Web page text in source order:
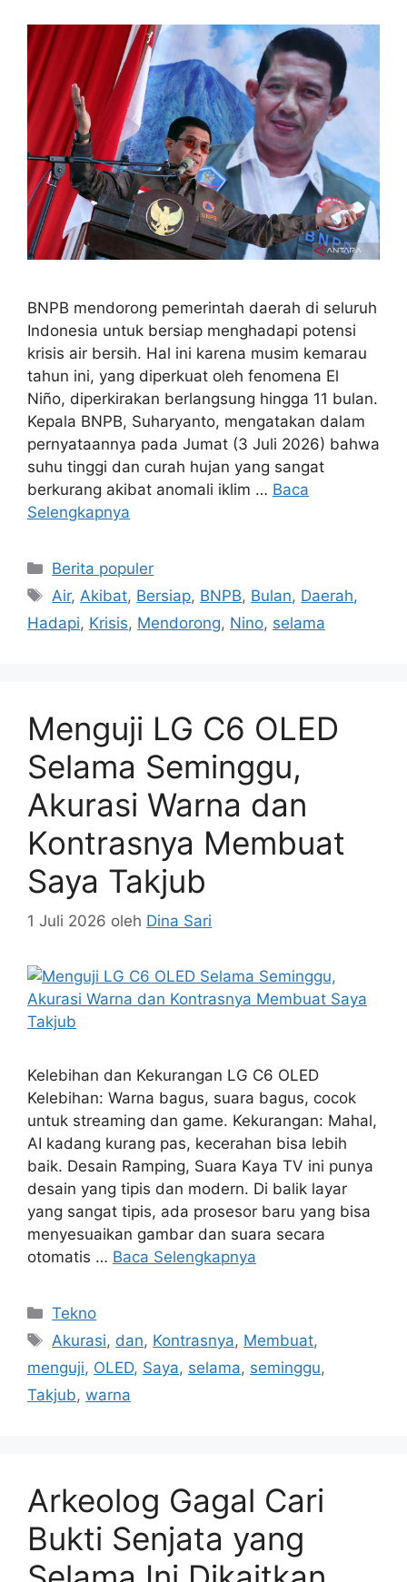
BNPB mendorong pemerintah daerah di seluruh
Indonesia untuk bersiap menghadapi potensi
krisis air bersih. Hal ini karena musim kemarau
tahun ini, yang diperkuat oleh fenomena El
Niño, diperkirakan berlangsung hingga 11 bulan.
Kepala BNPB, Suharyanto, mengatakan dalam
pernyataannya pada Jumat (3 Juli 2026) bahwa
suhu tinggi dan curah hujan yang sangat
berkurang akibat anomali iklim … Baca
Selengkapnya
Kategori
Berita populer
Tag
Air, Akibat, Bersiap, BNPB, Bulan, Daerah,
Hadapi, Krisis, Mendorong, Nino, selama
Menguji LG C6 OLED
Selama Seminggu,
Akurasi Warna dan
Kontrasnya Membuat
Saya Takjub
1 Juli 2026 oleh Dina Sari
Kelebihan dan Kekurangan LG C6 OLED
Kelebihan: Warna bagus, suara bagus, cocok
untuk streaming dan game. Kekurangan: Mahal,
AI kadang kurang pas, kecerahan bisa lebih
baik. Desain Ramping, Suara Kaya TV ini punya
desain yang tipis dan modern. Di balik layar
yang sangat tipis, ada prosesor baru yang bisa
menyesuaikan gambar dan suara secara
otomatis … Baca Selengkapnya
Kategori
Tekno
Tag
Akurasi, dan, Kontrasnya, Membuat,
menguji, OLED, Saya, selama, seminggu,
Takjub, warna
Arkeolog Gagal Cari
Bukti Senjata yang